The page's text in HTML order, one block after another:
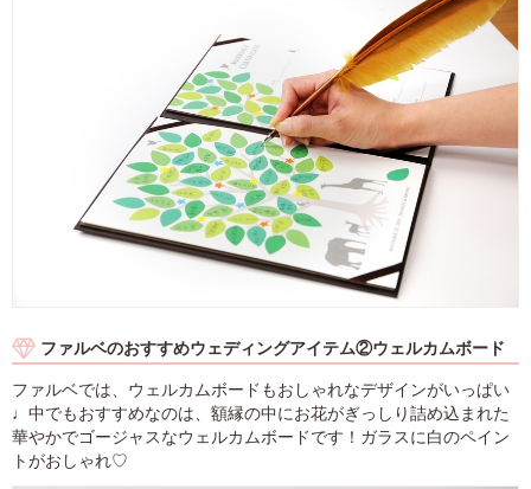
ファルベのおすすめウェディングアイテム②ウェルカムボード
ファルベでは、ウェルカムボードもおしゃれなデザインがいっぱい
♩中でもおすすめなのは、額縁の中にお花がぎっしり詰め込まれた
華やかでゴージャスなウェルカムボードです！ガラスに白のペイン
トがおしゃれ♡